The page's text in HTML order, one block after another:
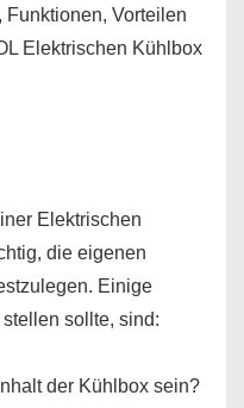
Vorteilen
Elektrischen Kühlbox
Elektrischen
die eigenen
Einige
sollte, sind:
der Kühlbox sein?